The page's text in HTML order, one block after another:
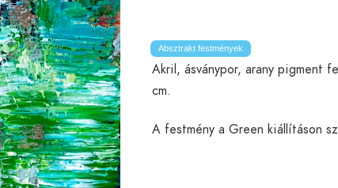
Absztrakt festmények
Akril, ásványpor, arany pigment
cm.
A festmény a Green kiállításon